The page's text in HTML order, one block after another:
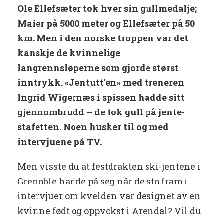
Ole Ellefsæter tok hver sin gullmedalje;
Maier på 5000 meter og Ellefsæter på 50
km. Men i den norske troppen var det
kanskje de kvinnelige
langrennsløperne som gjorde størst
inntrykk. «Jentutt'en» med treneren
Ingrid Wigernæs i spissen hadde sitt
gjennombrudd – de tok gull på jente-
stafetten. Noen husker til og med
intervjuene på TV.
Men visste du at festdrakten ski-jentene i
Grenoble hadde på seg når de sto fram i
intervjuer om kvelden var designet av en
kvinne født og oppvokst i Arendal? Vil du